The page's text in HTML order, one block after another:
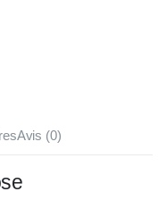
Avis (0)